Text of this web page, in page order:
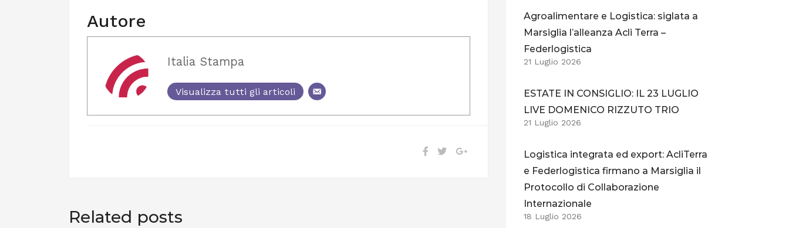
Autore
Italia Stampa
Visualizza tutti gli articoli
Related posts
Agroalimentare e Logistica: siglata a
Marsiglia l’alleanza Acli Terra –
Federlogistica
21 Luglio 2026
ESTATE IN CONSIGLIO: IL 23 LUGLIO
LIVE DOMENICO RIZZUTO TRIO
21 Luglio 2026
Logistica integrata ed export: AcliTerra
e Federlogistica firmano a Marsiglia il
Protocollo di Collaborazione
Internazionale
18 Luglio 2026